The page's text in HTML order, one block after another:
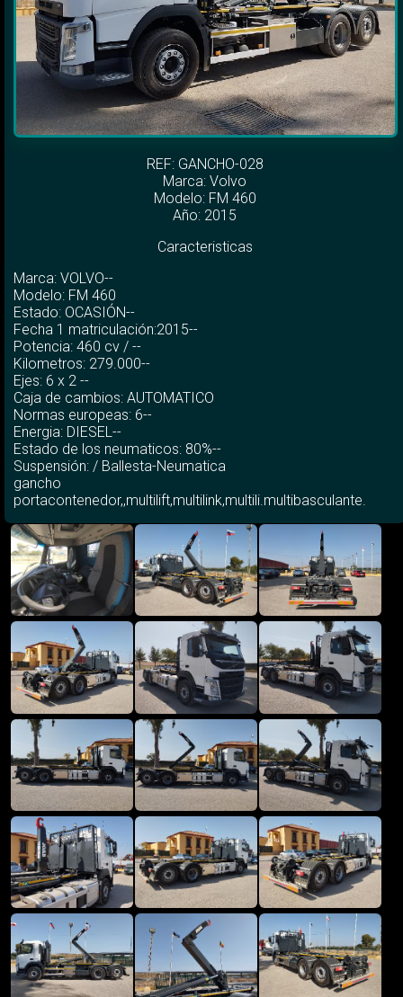
REF: GANCHO-028
Marca:Volvo
Modelo: FM 460
Año: 2015
Caracteristicas
Marca: VOLVO--
Modelo: FM 460
Estado: OCASIÓN--
Fecha 1 matriculación:2015--
Potencia: 460 cv / --
Kilometros: 279.000--
Ejes: 6 x 2 --
Caja de cambios: AUTOMATICO
Normas europeas: 6--
Energia: DIESEL--
Estado de los neumaticos: 80%--
Suspensión: / Ballesta-Neumatica
gancho
portacontenedor,,multilift,multilink,multili.multibasculante.